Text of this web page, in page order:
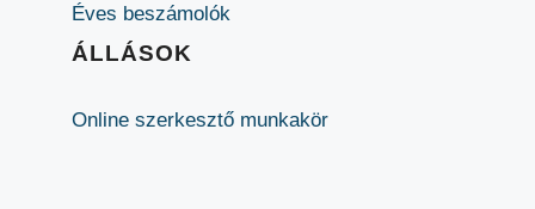
Éves beszámolók
ÁLLÁSOK
Online szerkesztő munkakör